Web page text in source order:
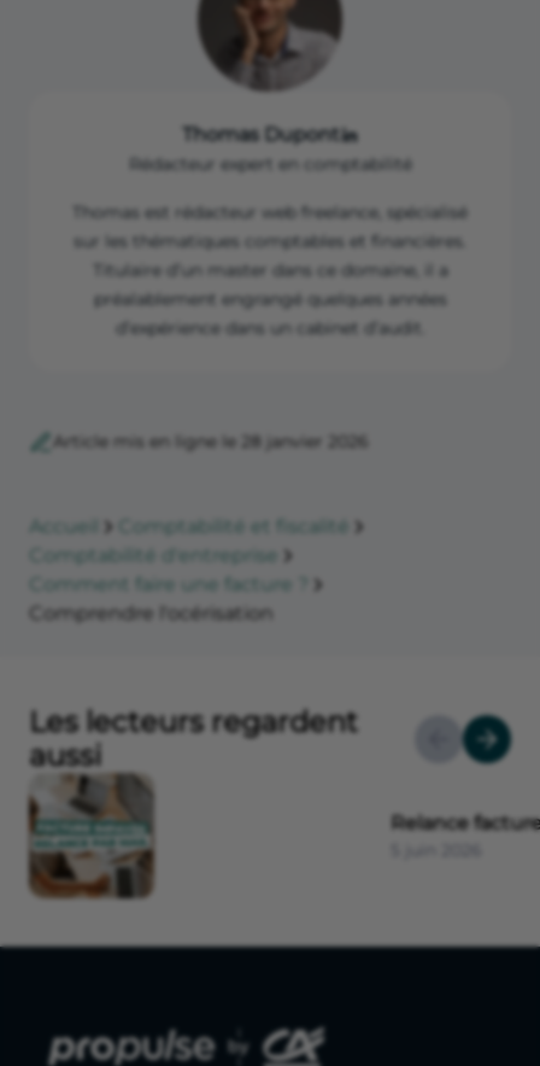
Thomas Dupont
Rédacteur expert en comptabilité
Thomas est rédacteur web freelance, spécialisé
sur les thématiques comptables et financières.
Titulaire d’un master dans ce domaine, il a
préalablement engrangé quelques années
d’expérience dans un cabinet d’audit.
Article mis en ligne le 28 janvier 2026
Accueil
Comptabilité et fiscalité
Comptabilité d'entreprise
Comment faire une facture ?
Comprendre l'océrisation
Les lecteurs regardent
aussi
Relance